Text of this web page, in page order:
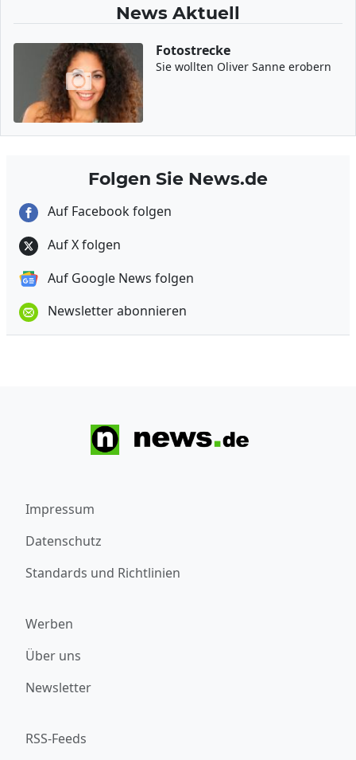
News Aktuell
Fotostrecke
Sie wollten Oliver Sanne erobern
Folgen Sie News.de
Auf Facebook folgen
Auf X folgen
Auf Google News folgen
Newsletter abonnieren
Impressum
Datenschutz
Standards und Richtlinien
Werben
Über uns
Newsletter
RSS-Feeds